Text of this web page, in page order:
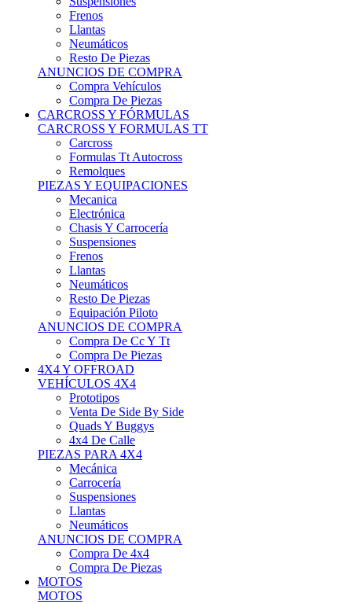
Llantas
Neumáticos
Resto De Piezas
ANUNCIOS DE COMPRA
Compra Vehículos
Compra De Piezas
CARCROSS Y FÓRMULAS
CARCROSS Y FORMULAS TT
Carcross
Formulas Tt Autocross
Remolques
PIEZAS Y EQUIPACIONES
Mecanica
Electrónica
Chasis Y Carrocería
Suspensiones
Frenos
Llantas
Neumáticos
Resto De Piezas
Equipación Piloto
ANUNCIOS DE COMPRA
Compra De Cc Y Tt
Compra De Piezas
4X4 Y OFFROAD
VEHÍCULOS 4X4
Prototipos
Venta De Side By Side
Quads Y Buggys
4x4 De Calle
PIEZAS PARA 4X4
Mecánica
Carrocería
Suspensiones
Llantas
Neumáticos
ANUNCIOS DE COMPRA
Compra De 4x4
Compra De Piezas
MOTOS
MOTOS
Motos De Circuito